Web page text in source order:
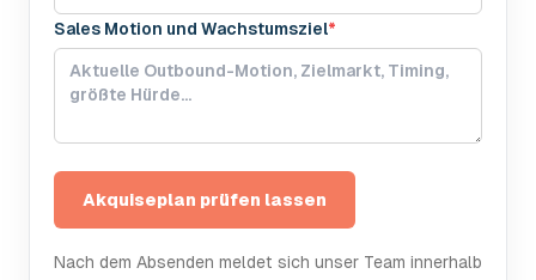
Sales Motion und Wachstumsziel*
Akquiseplan prüfen lassen
Nach dem Absenden meldet sich unser Team innerhalb